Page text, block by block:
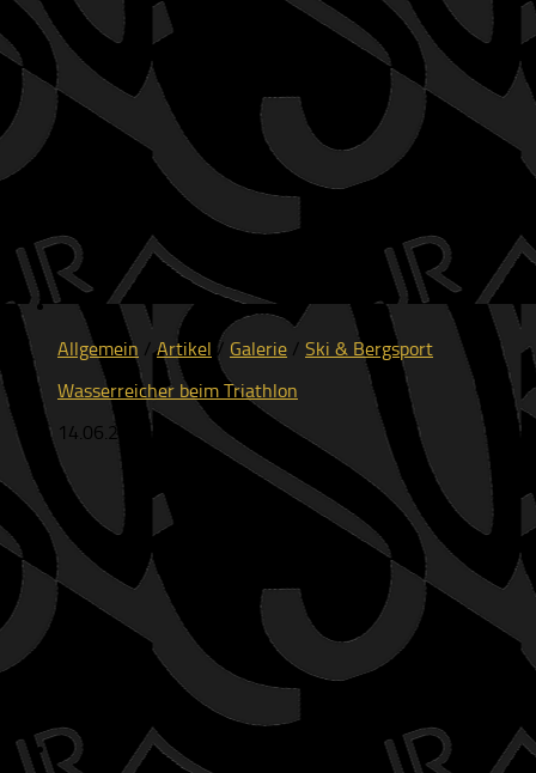
Allgemein /Artikel / Galerie / Ski & Bergsport
Wasserreicher beim Triathlon
14.06.2026